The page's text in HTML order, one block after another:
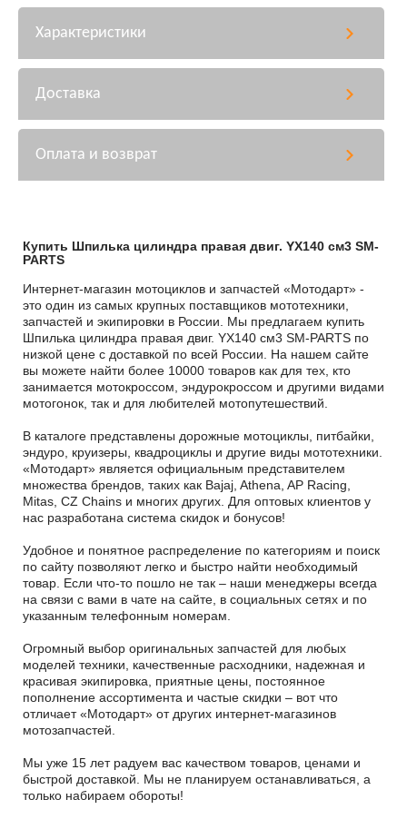
Характеристики
Доставка
Оплата и возврат
Купить Шпилька цилиндра правая двиг. YX140 см3 SM-
PARTS
Интернет-магазин мотоциклов и запчастей «Мотодарт» -
это один из самых крупных поставщиков мототехники,
запчастей и экипировки в России. Мы предлагаем купить
Шпилька цилиндра правая двиг. YX140 см3 SM-PARTS по
низкой цене с доставкой по всей России. На нашем сайте
вы можете найти более 10000 товаров как для тех, кто
занимается мотокроссом, эндурокроссом и другими видами
мотогонок, так и для любителей мотопутешествий.
В каталоге представлены дорожные мотоциклы, питбайки,
эндуро, круизеры, квадроциклы и другие виды мототехники.
«Мотодарт» является официальным представителем
множества брендов, таких как Bajaj, Athena, AP Racing,
Mitas, CZ Chains и многих других. Для оптовых клиентов у
нас разработана система скидок и бонусов!
Удобное и понятное распределение по категориям и поиск
по сайту позволяют легко и быстро найти необходимый
товар. Если что-то пошло не так – наши менеджеры всегда
на связи с вами в чате на сайте, в социальных сетях и по
указанным телефонным номерам.
Огромный выбор оригинальных запчастей для любых
моделей техники, качественные расходники, надежная и
красивая экипировка, приятные цены, постоянное
пополнение ассортимента и частые скидки – вот что
отличает «Мотодарт» от других интернет-магазинов
мотозапчастей.
Мы уже 15 лет радуем вас качеством товаров, ценами и
быстрой доставкой. Мы не планируем останавливаться, а
только набираем обороты!